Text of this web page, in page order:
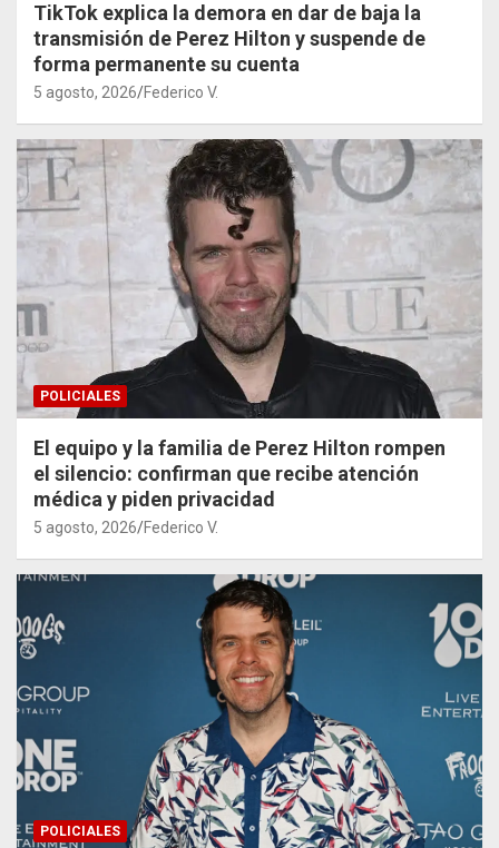
TikTok explica la demora en dar de baja la
transmisión de Perez Hilton y suspende de
forma permanente su cuenta
5 agosto, 2026 Federico V.
POLICIALES
El equipo y la familia de Perez Hilton rompen
el silencio: confirman que recibe atención
médica y piden privacidad
5 agosto, 2026 Federico V.
POLICIALES